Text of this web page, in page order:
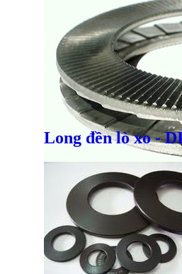
Giá bánVND
Giá bán VND
Long đền lò xo -